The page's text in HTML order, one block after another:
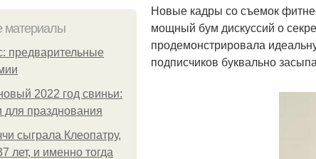
материалы
предварительные
2022 год свиньи:
для празднования
сыграла Клеопатру,
лет, и именно тогда
Новые кадры со съемок
мощный бум дискуссий о
продемонстрировала
подписчиков буквально